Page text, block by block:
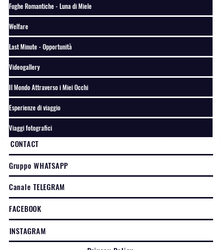
Fughe Romantiche - Luna di Miele
Welfare
Last Minute - Opportunità
Videogallery
Il Mondo Attraverso i Miei Occhi
Esperienze di viaggio
Viaggi fotografici
CONTACT
Gruppo WHATSAPP
Canale TELEGRAM
FACEBOOK
INSTAGRAM